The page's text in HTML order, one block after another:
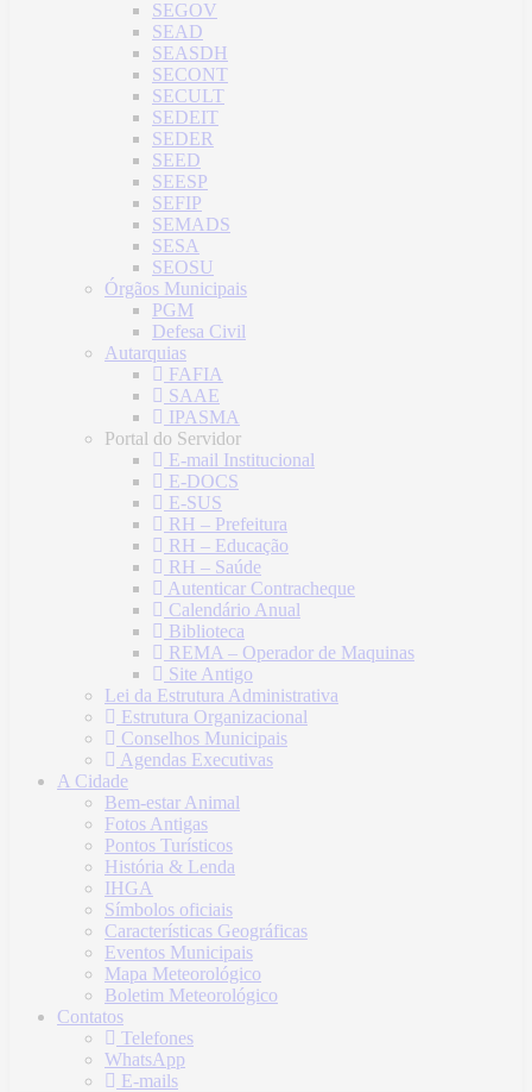
SEGOV
SEAD
SEASDH
SECONT
SECULT
SEDEIT
SEDER
SEED
SEESP
SEFIP
SEMADS
SESA
SEOSU
Órgãos Municipais
PGM
Defesa Civil
Autarquias
FAFIA
SAAE
IPASMA
Portal do Servidor
E-mail Institucional
E-DOCS
E-SUS
RH – Prefeitura
RH – Educação
RH – Saúde
Autenticar Contracheque
Calendário Anual
Biblioteca
REMA – Operador de Maquinas
Site Antigo
Lei da Estrutura Administrativa
Estrutura Organizacional
Conselhos Municipais
Agendas Executivas
A Cidade
Bem-estar Animal
Fotos Antigas
Pontos Turísticos
História & Lenda
IHGA
Símbolos oficiais
Características Geográficas
Eventos Municipais
Mapa Meteorológico
Boletim Meteorológico
Contatos
Telefones
WhatsApp
E-mails